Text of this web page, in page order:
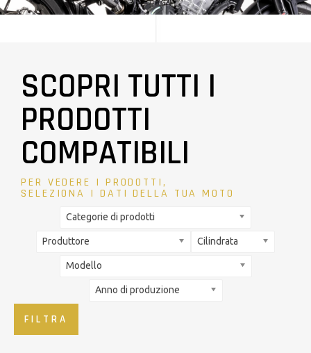
SCOPRI TUTTI I
PRODOTTI
COMPATIBILI
PER VEDERE I PRODOTTI,
SELEZIONA I DATI DELLA TUA MOTO
Categorie di prodotti
Produttore Cilindrata
Modello
Anno di produzione
FILTRA